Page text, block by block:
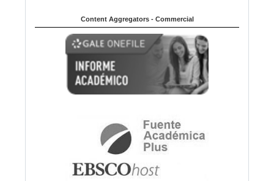
Content Aggregators - Commercial